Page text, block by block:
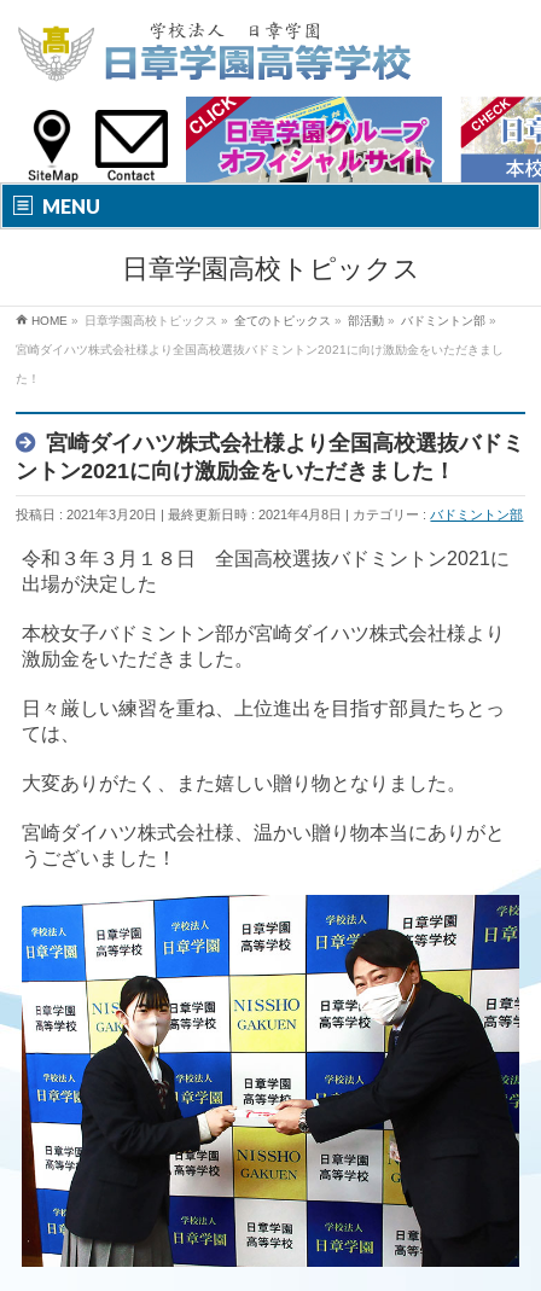
MENU
日章学園高校トピックス
HOME » 日章学園高校トピックス » 全てのトピックス » 部活動 » バドミントン部 »
宮崎ダイハツ株式会社様より全国高校選抜バドミントン2021に向け激励金をいただきまし
た！
宮崎ダイハツ株式会社様より全国高校選抜バドミ
ントン2021に向け激励金をいただきました！
投稿日 : 2021年3月20日 最終更新日時 : 2021年4月8日 カテゴリー :バドミントン部
令和３年３月１８日 全国高校選抜バドミントン2021に
出場が決定した
本校女子バドミントン部が宮崎ダイハツ株式会社様より
激励金をいただきました。
日々厳しい練習を重ね、上位進出を目指す部員たちとっ
ては、
大変ありがたく、また嬉しい贈り物となりました。
宮崎ダイハツ株式会社様、温かい贈り物本当にありがと
うございました！